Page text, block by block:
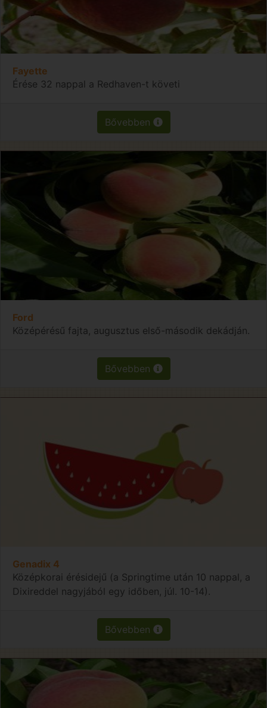
Fayette
Érése 32 nappal a Redhaven-t követi
Bővebben
Ford
Középérésű fajta, augusztus első-második dekádján.
Bővebben
Genadix 4
Középkorai érésidejű (a Springtime után 10 nappal, a
Dixireddel nagyjából egy időben, júl. 10-14).
Bővebben